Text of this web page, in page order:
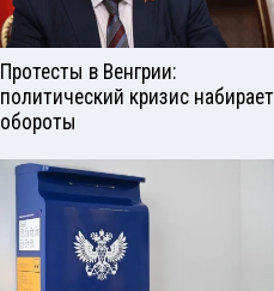
Протесты в Венгрии:
политический кризис набирает
обороты